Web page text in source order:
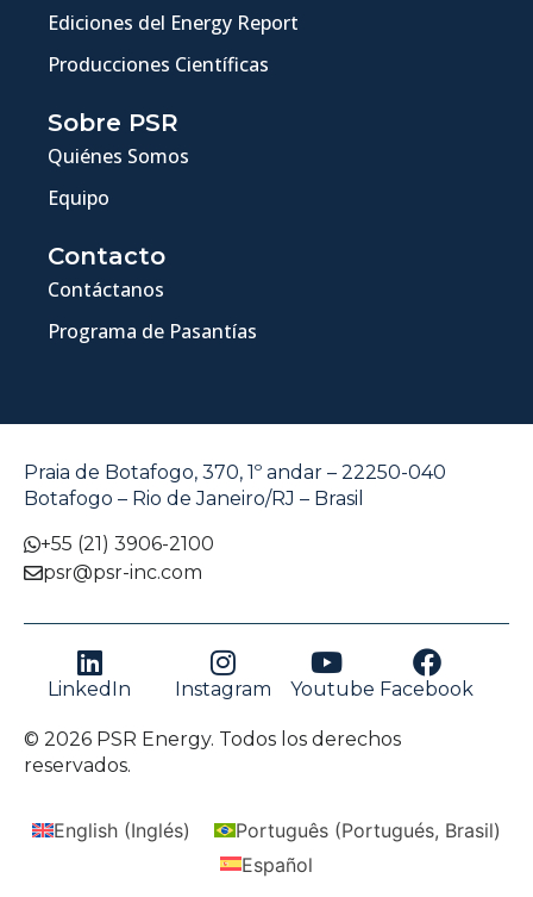
Ediciones del Energy Report
Producciones Científicas
Sobre PSR
Quiénes Somos
Equipo
Contacto
Contáctanos
Programa de Pasantías
Praia de Botafogo, 370, 1º andar – 22250-040
Botafogo – Rio de Janeiro/RJ – Brasil
+55 (21) 3906-2100
psr@psr-inc.com
LinkedIn Instagram Youtube Facebook
© 2026 PSR Energy. Todos los derechos
reservados.
English (Inglés) Português (Portugués, Brasil)
Español